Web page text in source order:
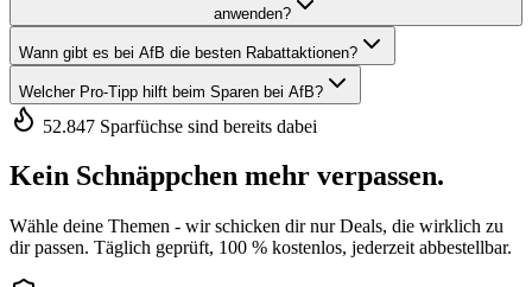
anwenden?
Wann gibt es bei AfB die besten Rabattaktionen?
Welcher Pro-Tipp hilft beim Sparen bei AfB?
52.847 Sparfüchse sind bereits dabei
Kein Schnäppchen mehr verpassen.
Wähle deine Themen - wir schicken dir nur Deals, die wirklich zu
dir passen. Täglich geprüft, 100 % kostenlos, jederzeit abbestellbar.